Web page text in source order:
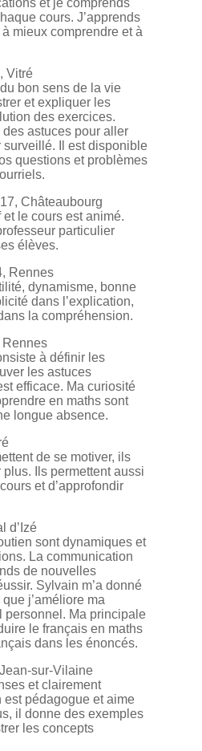
et je comprends
cours. J’apprends
mieux comprendre et à
Vitré
bon sens de la vie
et expliquer les
des exercices.
astuces pour aller
surveillé. Il est disponible
questions et problèmes
Châteaubourg
le cours est animé.
particulier
élèves.
Rennes
dynamisme, bonne
dans l’explication,
la compréhension.
Rennes
à définir les
les astuces
efficace. Ma curiosité
en maths sont
longue absence.
de se motiver, ils
Ils permettent aussi
et d’approfondir
d’Izé
sont dynamiques et
La communication
de nouvelles
Sylvain m’a donné
j’améliore ma
personnel. Ma principale
le français en maths
dans les énoncés.
sur-Vilaine
et clairement
pédagogue et aime
il donne des exemples
les concepts